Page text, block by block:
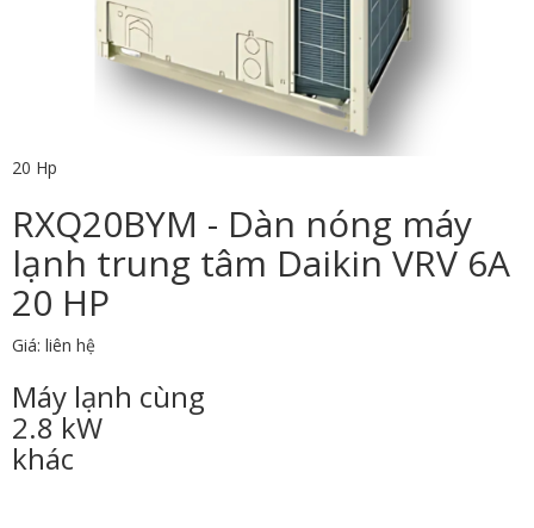
20 Hp
RXQ20BYM - Dàn nóng máy
lạnh trung tâm Daikin VRV 6A
20 HP
Giá: liên hệ
Máy lạnh cùng
2.8 kW
khác